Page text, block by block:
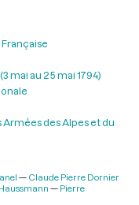
mai au 25 mai 1794)
des Alpes et du
Claude Pierre Dornier
Pierre